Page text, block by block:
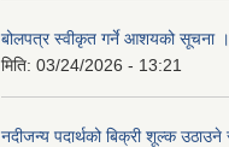
बोलपत्र स्वीकृत गर्ने आशयको सूचना
मिति: 03/24/2026 - 13:21
नदीजन्य पदार्थको बिक्री शूल्क उठाउने